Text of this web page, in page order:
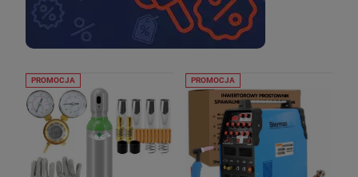
PROMOCJA PROMOCJA